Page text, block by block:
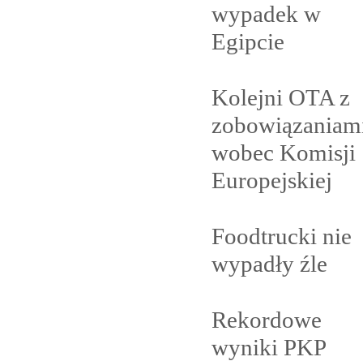
wypadek w
Egipcie
Kolejni OTA z
wobec Komisji
Europejskiej
Foodtrucki nie
wypadły źle
Rekordowe
wyniki PKP